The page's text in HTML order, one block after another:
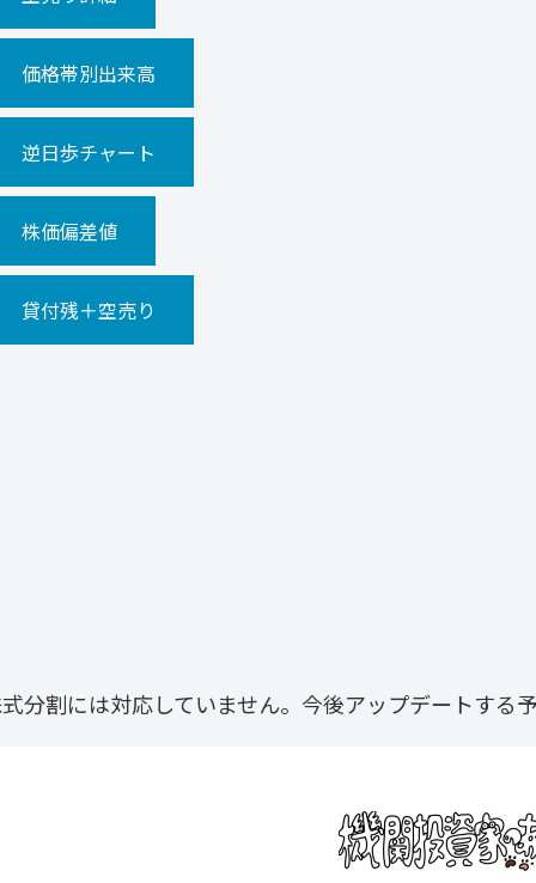
価格帯別出来高
逆日歩チャート
株価偏差値
貸付残＋空売り
分割には対応していません。今後アップデートする